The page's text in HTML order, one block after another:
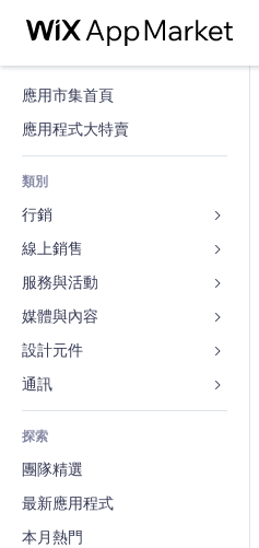
應用市集首頁
應用程式大特賣
類別
行銷
廣告
行動裝置
分析
社交
發佈網站
電子郵件
轉換率
線上銷售
商店應用程式
出貨與送貨
付款按鈕
網路課程
會計
優惠券與酬賓計劃
倉儲解決方案
廠商直送
服務與活動
旅館
活動
餐廳
不動產
預訂
媒體與內容
圖庫
音樂
Podcast
相片
影片
PDF
檔案分享
設計元件
地圖與導航
隱私與安全性
時鐘
網頁範本
圖片效果
按鈕與選單
表單
部落格
投票
聊天
留言
探索
團隊精選
最新應用程式
本月熱門